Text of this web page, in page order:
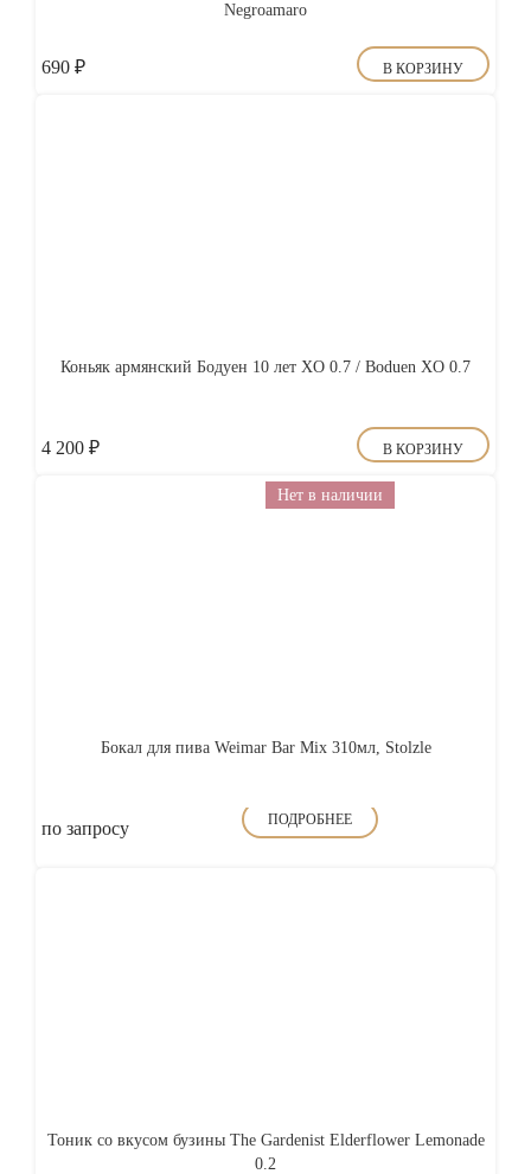
Negroamaro
690 ₽ В КОРЗИНУ
Коньяк армянский Бодуен 10 лет XO 0.7 / Boduen XO 0.7
4 200 ₽ В КОРЗИНУ
Нет в наличии
Бокал для пива Weimar Bar Mix 310мл, Stolzle
по запросу ПОДРОБНЕЕ
Тоник со вкусом бузины The Gardenist Elderflower Lemonade
0.2